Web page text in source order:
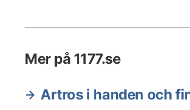
Mer på 1177.se
Artros i handen och